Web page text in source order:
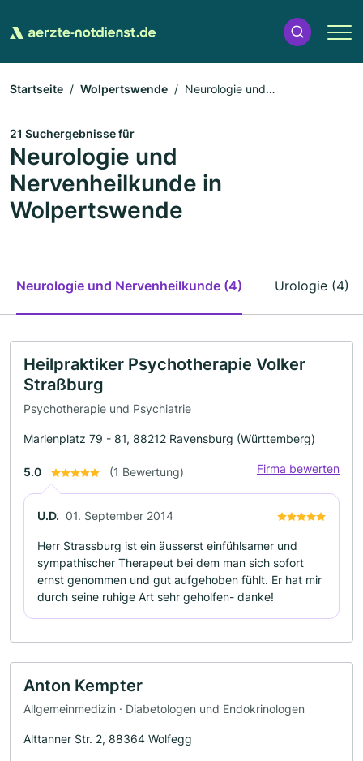
Startseite Wolpertswende
Neurologie und
21 Suchergebnisse für
Neurologie und
Nervenheilkunde in
Wolpertswende
Neurologie und Nervenheilkunde (4) Urologie (4)
Heilpraktiker Psychotherapie Volker
Straßburg
Psychotherapie und Psychiatrie
Marienplatz 79 - 81, 88212 Ravensburg (Württemberg)
5.0 (1 Bewertung) Firma bewerten
U.D. 01. September 2014
Herr Strassburg ist ein äusserst einfühlsamer und
sympathischer Therapeut bei dem man sich sofort
ernst genommen und gut aufgehoben fühlt. Er hat mir
durch seine ruhige Art sehr geholfen- danke!
Anton Kempter
Allgemeinmedizin · Diabetologen und Endokrinologen
Alttanner Str. 2, 88364 Wolfegg